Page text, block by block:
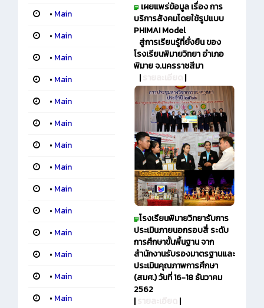
• Main
• Main
• Main
• Main
• Main
• Main
• Main
• Main
• Main
• Main
• Main
• Main
• Main
• Main
เผยแพร่ข้อมูล เรื่อง การ
บริการสังคมโดยใช้รูปแบบ
PHIMAI Model
สู่การเรียนรู้ที่ยั่งยืน ของ
โรงเรียนพิมายวิทยา อำเภอ
พิมาย จ.นครราชสีมา
|
|
โรงเรียนพิมายวิทยารับการ
ประเมินภายนอกรอบสี่ ระดับ
การศึกษาขั้นพื้นฐาน จาก
สำนักงานรับรองมาตรฐานและ
ประเมินคุณภาพการศึกษา
(สมศ.) วันที่ 16-18 ธันวาคม
2562
|
|